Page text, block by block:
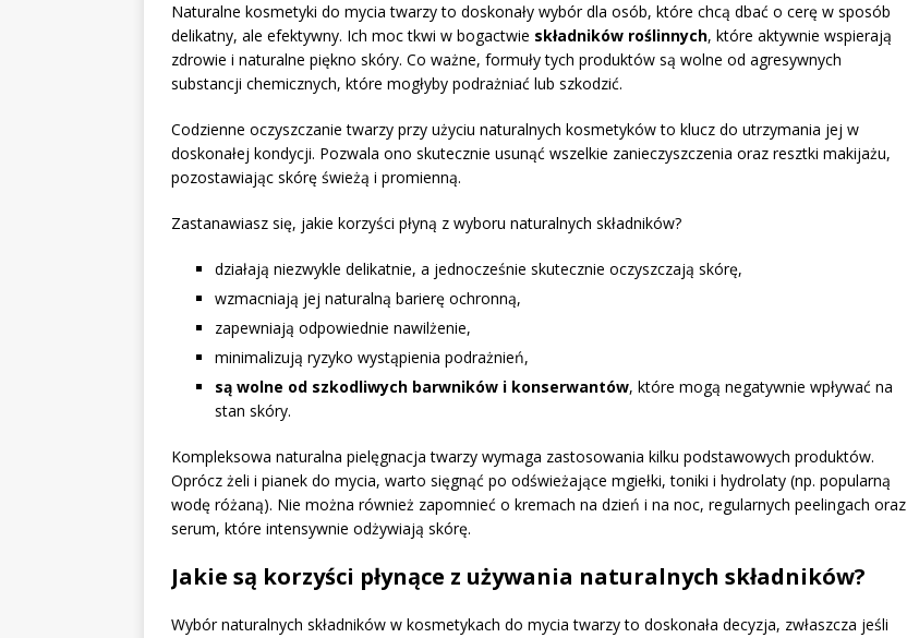
Naturalne kosmetyki do mycia twarzy to doskonały wybór dla osób, które chcą dbać o cerę w sposób
delikatny, ale efektywny. Ich moc tkwi w bogactwie składników roślinnych, które aktywnie wspierają
zdrowie i naturalne piękno skóry. Co ważne, formuły tych produktów są wolne od agresywnych
substancji chemicznych, które mogłyby podrażniać lub szkodzić.
Codzienne oczyszczanie twarzy przy użyciu naturalnych kosmetyków to klucz do utrzymania jej w
doskonałej kondycji. Pozwala ono skutecznie usunąć wszelkie zanieczyszczenia oraz resztki makijażu,
pozostawiając skórę świeżą i promienną.
Zastanawiasz się, jakie korzyści płyną z wyboru naturalnych składników?
działają niezwykle delikatnie, a jednocześnie skutecznie oczyszczają skórę,
wzmacniają jej naturalną barierę ochronną,
zapewniają odpowiednie nawilżenie,
minimalizują ryzyko wystąpienia podrażnień,
są wolne od szkodliwych barwników i konserwantów, które mogą negatywnie wpływać na
stan skóry.
Kompleksowa naturalna pielęgnacja twarzy wymaga zastosowania kilku podstawowych produktów.
Oprócz żeli i pianek do mycia, warto sięgnąć po odświeżające mgiełki, toniki i hydrolaty (np. popularną
wodę różaną). Nie można również zapomnieć o kremach na dzień i na noc, regularnych peelingach oraz
serum, które intensywnie odżywiają skórę.
Jakie są korzyści płynące z używania naturalnych składników?
Wybór naturalnych składników w kosmetykach do mycia twarzy to doskonała decyzja, zwłaszcza jeśli